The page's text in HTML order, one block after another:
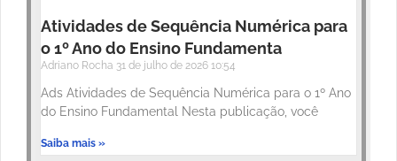
Atividades de Sequência Numérica para
o 1º Ano do Ensino Fundamenta
Adriano Rocha 31 de julho de 2026 10:54
Ads Atividades de Sequência Numérica para o 1º Ano
do Ensino Fundamental Nesta publicação, você
Saiba mais »